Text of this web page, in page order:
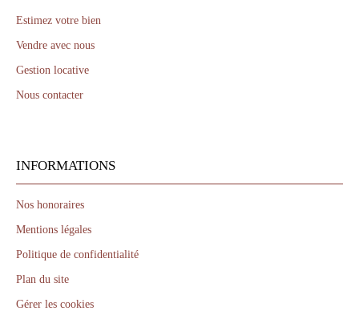
Estimez votre bien
Vendre avec nous
Gestion locative
Nous contacter
INFORMATIONS
Nos honoraires
Mentions légales
Politique de confidentialité
Plan du site
Gérer les cookies